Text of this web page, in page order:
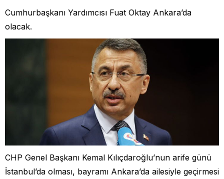
Cumhurbaşkanı Yardımcısı Fuat Oktay Ankara’da
olacak.
CHP Genel Başkanı Kemal Kılıçdaroğlu’nun arife günü
İstanbul’da olması, bayramı Ankara’da ailesiyle geçirmesi